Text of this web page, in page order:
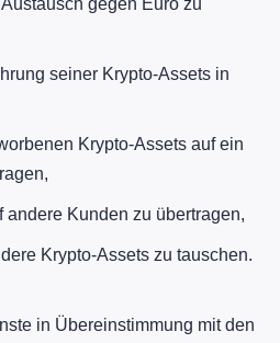
seiner Krypto-Assets in
Krypto-Assets auf ein
andere Kunden zu übertragen,
Krypto-Assets zu tauschen.
in Übereinstimmung mit den